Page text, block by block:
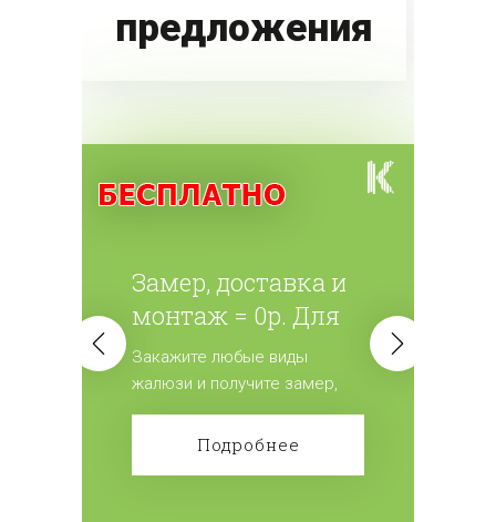
предложения
Замер, доставка и
монтаж = 0р. Для
всех жалюзи.
Закажите любые виды
жалюзи и получите замер,
доставку и монтаж
бесплатно! Сделайте заказ!
Подробнее